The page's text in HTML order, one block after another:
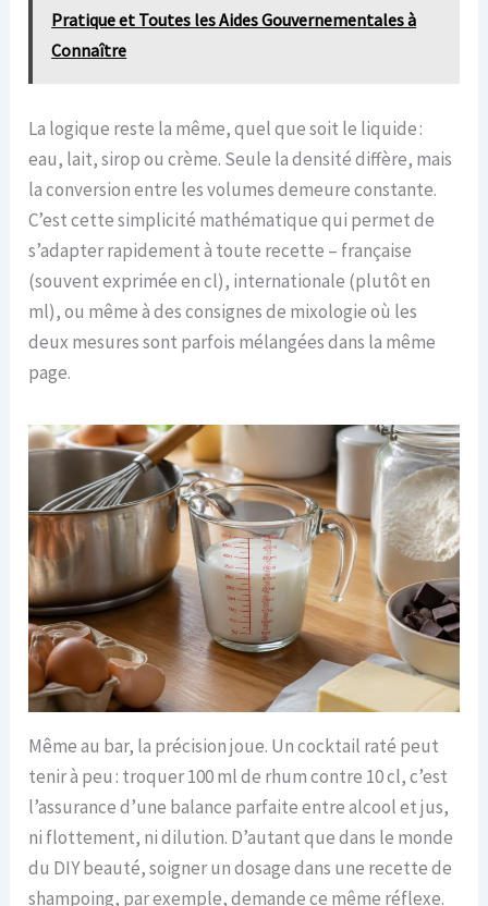
Pratique et Toutes les Aides Gouvernementales à
Connaître
La logique reste la même, quel que soit le liquide :
eau, lait, sirop ou crème. Seule la densité diffère, mais
la conversion entre les volumes demeure constante.
C’est cette simplicité mathématique qui permet de
s’adapter rapidement à toute recette – française
(souvent exprimée en cl), internationale (plutôt en
ml), ou même à des consignes de mixologie où les
deux mesures sont parfois mélangées dans la même
page.
Même au bar, la précision joue. Un cocktail raté peut
tenir à peu : troquer 100 ml de rhum contre 10 cl, c’est
l’assurance d’une balance parfaite entre alcool et jus,
ni flottement, ni dilution. D’autant que dans le monde
du DIY beauté, soigner un dosage dans une recette de
shampoing, par exemple, demande ce même réflexe.